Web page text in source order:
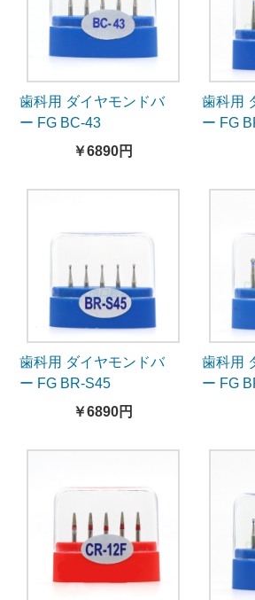
歯科用 ダイヤモンドバ
ー FG BC-43
￥6890円
歯科用
ー FG
歯科用 ダイヤモンドバ
ー FG BR-S45
￥6890円
歯科用
ー FG